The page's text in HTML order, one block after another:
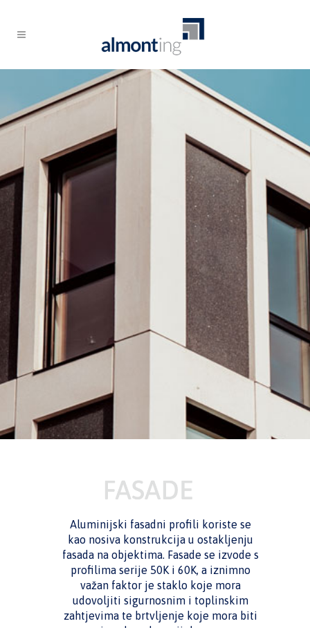
Aluminijski fasadni profili koriste se
kao nosiva konstrukcija u ostakljenju
fasada na objektima. Fasade se izvode s
profilima serije 50K i 60K, a iznimno
važan faktor je staklo koje mora
udovoljiti sigurnosnim i toplinskim
zahtjevima te brtvljenje koje mora biti